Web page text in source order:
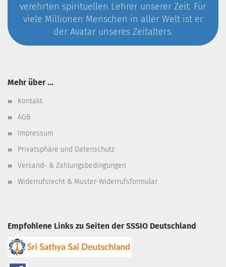
verehrten spirituellen Lehrer unserer Zeit. Für
viele Millionen Menschen in aller Welt ist er
der Avatar unseres Zeitalters.
Mehr über ...
Kontakt
AGB
Impressum
Privatsphäre und Datenschutz
Versand- & Zahlungsbedingungen
Widerrufsrecht & Muster-Widerrufsformular
Empfohlene Links zu Seiten der SSSIO Deutschland